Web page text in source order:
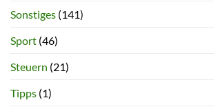
Sonstiges (141)
Sport (46)
Steuern (21)
Tipps (1)